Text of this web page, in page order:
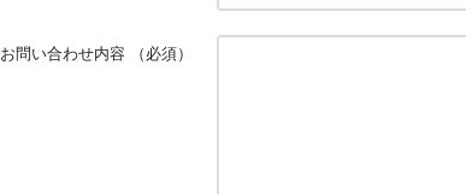
お問い合わせ内容 （必須）